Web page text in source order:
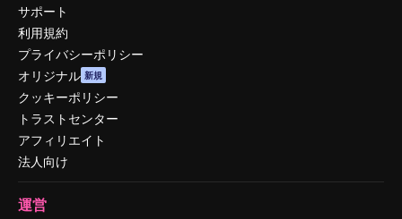
サポート
利用規約
プライバシーポリシー
オリジナル 新規
クッキーポリシー
トラストセンター
アフィリエイト
法人向け
運営